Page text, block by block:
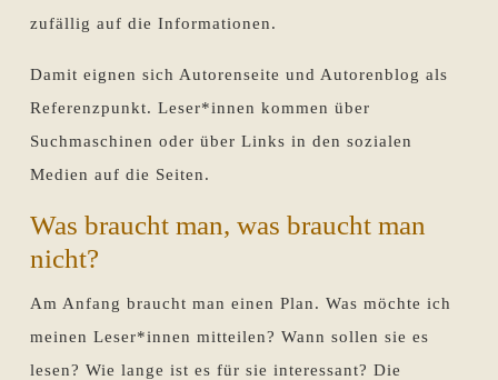
zufällig auf die Informationen.
Damit eignen sich Autorenseite und Autorenblog als
Referenzpunkt. Leser*innen kommen über
Suchmaschinen oder über Links in den sozialen
Medien auf die Seiten.
Was braucht man, was braucht man
nicht?
Am Anfang braucht man einen Plan. Was möchte ich
meinen Leser*innen mitteilen? Wann sollen sie es
lesen? Wie lange ist es für sie interessant? Die